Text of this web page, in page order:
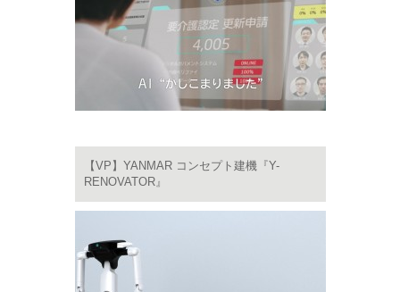
【VP】YANMAR コンセプト建機『Y-
RENOVATOR』